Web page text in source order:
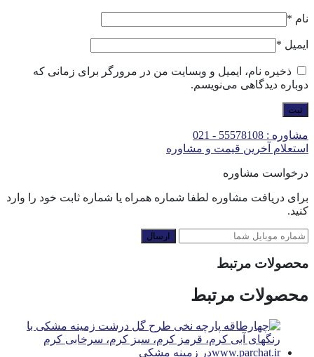
نام *
ایمیل *
ذخیره نام، ایمیل و وبسایت من در مرورگر برای زمانی که
دوباره دیدگاهی می‌نویسم.
مشاوره : 55578108 - 021
استعلام آخرین قیمت و مشاوره
درخواست مشاوره
برای دریافت مشاوره لطفا شماره همراه یا شماره ثابت خود را وارد
کنید.
ارسال
محصولات مرتبط
محصولات مرتبط